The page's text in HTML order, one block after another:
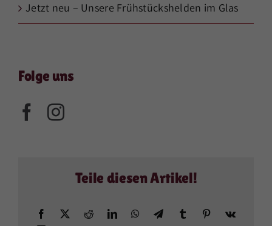
Jetzt neu – Unsere Frühstückshelden im Glas
Folge uns
Teile diesen Artikel!